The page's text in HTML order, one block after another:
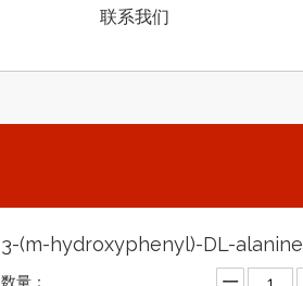
联系我们
3-(m-hydroxyphenyl)-DL-alanine
数量：